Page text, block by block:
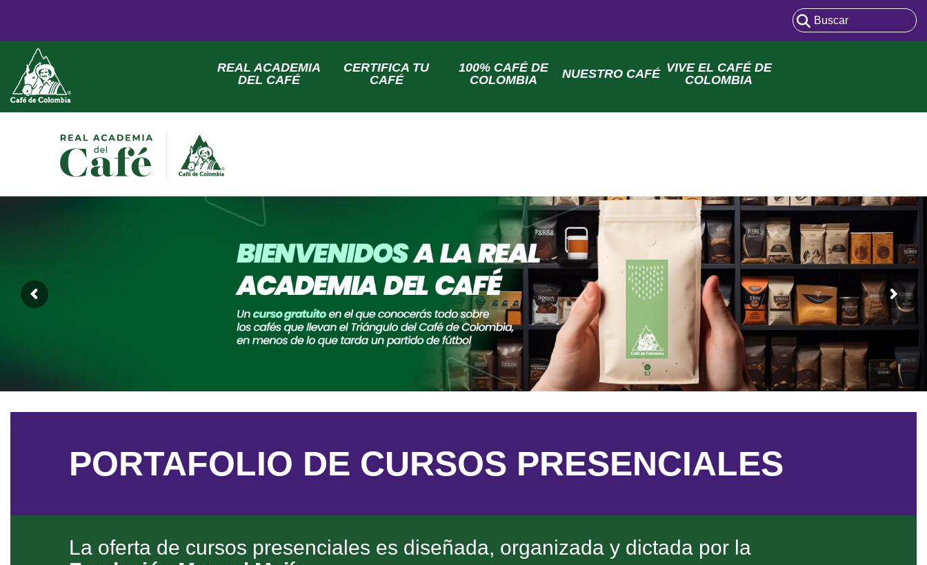
REAL ACADEMIA
DEL CAFÉ
CERTIFICA TU
CAFÉ
100% CAFÉ DE
COLOMBIA
NUESTRO CAFÉ VIVE EL CAFÉ DE
COLOMBIA
PORTAFOLIO DE CURSOS PRESENCIALES
La oferta de cursos presenciales es diseñada, organizada y dictada por la